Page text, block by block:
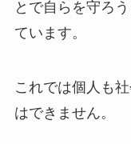
とで自らを守ろ
ています。
これでは個人も
はできません。